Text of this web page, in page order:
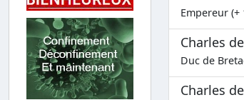
Empereur (+
Charles
Duc de
Charles